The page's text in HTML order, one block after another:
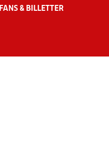
FANS & BILLETTER